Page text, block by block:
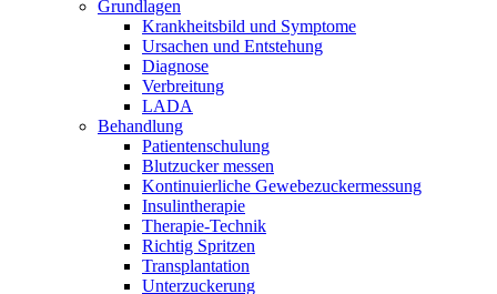
Grundlagen
Krankheitsbild und Symptome
Ursachen und Entstehung
Diagnose
Verbreitung
LADA
Behandlung
Patientenschulung
Blutzucker messen
Kontinuierliche Gewebezuckermessung
Insulintherapie
Therapie-Technik
Richtig Spritzen
Transplantation
Unterzuckerung